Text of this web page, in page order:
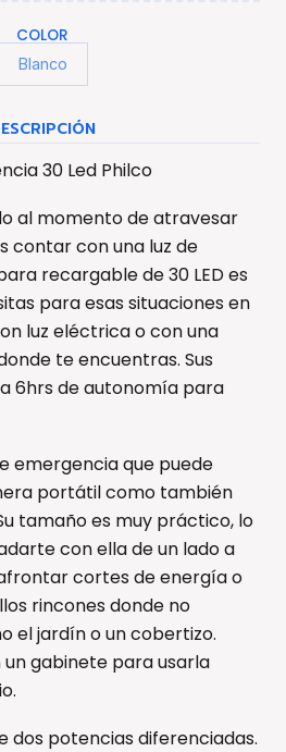
COLOR
Blanco
30 Led Philco
al momento de atravesar
contar con una luz de
recargable de 30 LED es
para esas situaciones en
luz eléctrica o con una
te encuentras. Sus
6hrs de autonomía para
emergencia que puede
portátil como también
tamaño es muy práctico, lo
con ella de un lado a
cortes de energía o
rincones donde no
el jardín o un cobertizo.
un gabinete para usarla
dos potencias diferenciadas.